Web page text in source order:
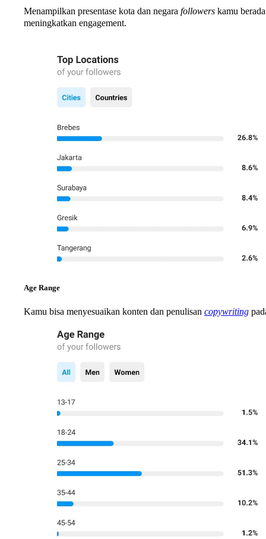
Menampilkan presentase kota dan negara followers kamu
meningkatkan engagement.
Age Range
Kamu bisa menyesuaikan konten dan penulisan copywriting